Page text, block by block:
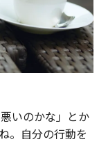
いのかな」とか
。自分の行動を